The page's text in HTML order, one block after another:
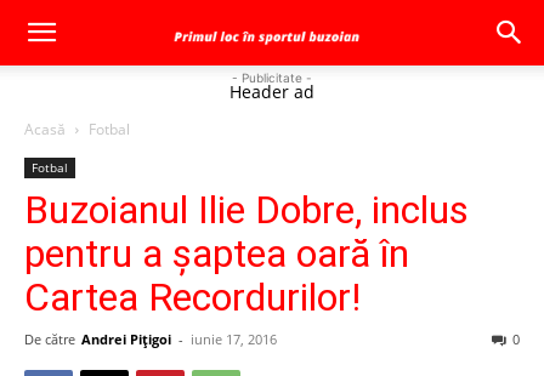
- Publicitate -
Header ad
Acasă Fotbal
Fotbal
Buzoianul Ilie Dobre, inclus
pentru a șaptea oară în
Cartea Recordurilor!
De către Andrei Pițigoi - iunie 17, 2016 0